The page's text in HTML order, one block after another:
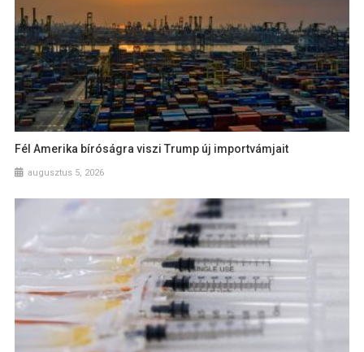
Fél Amerika bíróságra viszi Trump új importvámjait
augusztus 5, 2026